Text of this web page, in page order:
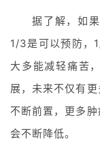
据了解，如
1/3是可以预防，
大多能减轻痛苦
展，未来不仅有
不断前置，更多
会不断降低。